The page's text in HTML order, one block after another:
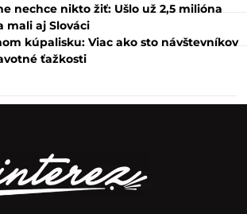
nechce nikto žiť: Ušlo už 2,5 milióna
mali aj Slováci
kúpalisku: Viac ako sto návštevníkov
ťažkosti